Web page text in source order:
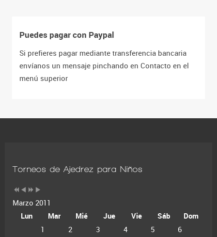
Puedes pagar con Paypal
Si prefieres pagar mediante transferencia bancaria
envíanos un mensaje pinchando en Contacto en el
menú superior
Torneos de Ajedrez para Niños
Marzo 2011
Lun
Mar Mié Jue Vie Sáb
Dom
1
2 3 4 5
6